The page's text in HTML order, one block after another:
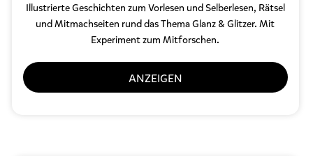
Illustrierte Geschichten zum Vorlesen und Selberlesen, Rätsel
und Mitmachseiten rund das Thema Glanz & Glitzer. Mit
Experiment zum Mitforschen.
ANZEIGEN